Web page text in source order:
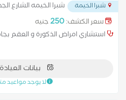
شبرا الخيمة
شبرا الخيمه الشارع
مجمع المدارس بجوار نادي إبراهيم بك
سعر الكشف:250جنيه
استشاري امراض الذكورة و العقم
بيانات
لا يوجد مواعيد